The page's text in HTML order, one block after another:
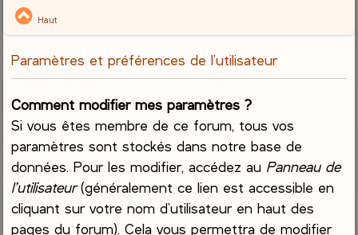
Haut
Paramètres et préférences de l’utilisateur
Comment modifier mes paramètres ?
Si vous êtes membre de ce forum, tous vos
paramètres sont stockés dans notre base de
données. Pour les modifier, accédez au Panneau de
l’utilisateur(généralement ce lien est accessible en
cliquant sur votre nom d’utilisateur en haut des
pages du forum). Cela vous permettra de modifier